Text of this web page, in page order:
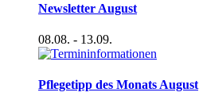
Newsletter August
08.08. - 13.09.
Pflegetipp des Monats August